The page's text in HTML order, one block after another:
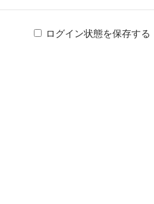
ログイン状態を保存する